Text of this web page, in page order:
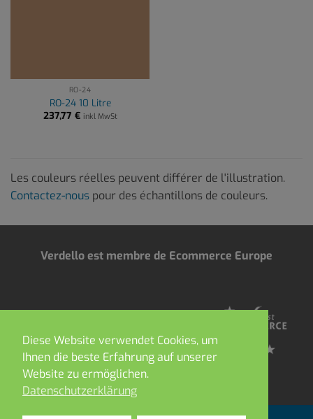
RO-24
RO-24 10 Litre
237,77 € inkl MwSt
Les couleurs réelles peuvent différer de l'illustration.
Contactez-nous pour des échantillons de couleurs.
Verdello est membre de Ecommerce Europe
Diese Website verwendet Cookies, um
Ihnen die beste Erfahrung auf unserer
Website zu ermöglichen.
Datenschutzerklärung